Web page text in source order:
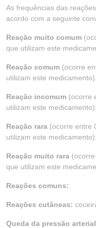
As frequências das
acordo com a seguinte
Reação muito comum
que utilizam este
Reação comum (ocorre
utilizam este medicamento).
Reação incomum (ocorre
utilizam este medicamento).
Reação rara (ocorre entre
utilizam este medicamento).
Reação muito rara
que utilizam este
Reações comuns:
Reações cutâneas:
Queda da pressão